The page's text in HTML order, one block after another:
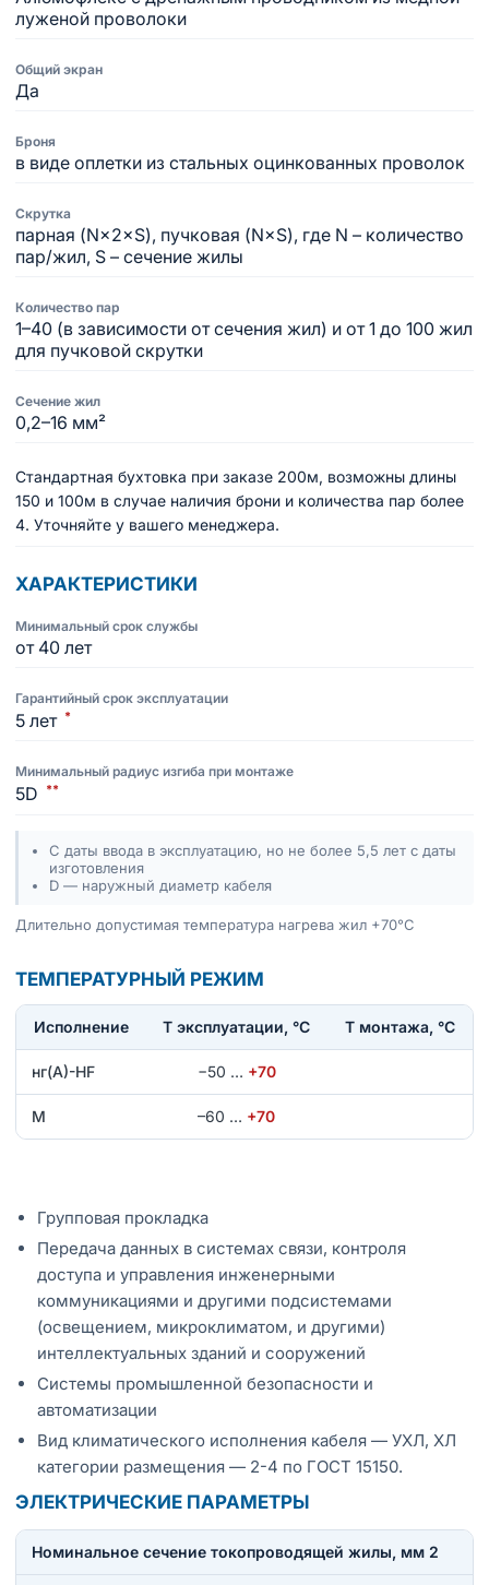
луженой проволоки
Общий экран
Да
Броня
в виде оплетки из стальных оцинкованных проволок
Скрутка
парная (N×2×S), пучковая (N×S), где N – количество
пар/жил, S – сечение жилы
Количество пар
1–40 (в зависимости от сечения жил) и от 1 до 100 жил
для пучковой скрутки
Сечение жил
0,2–16 мм²
Стандартная бухтовка при заказе 200м, возможны длины
150 и 100м в случае наличия брони и количества пар более
4. Уточняйте у вашего менеджера.
ХАРАКТЕРИСТИКИ
Минимальный срок службы
от 40 лет
Гарантийный срок эксплуатации
5 лет *
Минимальный радиус изгиба при монтаже
5D **
С даты ввода в эксплуатацию, но не более 5,5 лет с даты
изготовления
D — наружный диаметр кабеля
Длительно допустимая температура нагрева жил +70°C
ТЕМПЕРАТУРНЫЙ РЕЖИМ
Исполнение T эксплуатации, °С Т монтажа, °С
нг(А)-HF −50 … +70
М –60 … +70
Групповая прокладка
Передача данных в системах связи, контроля
доступа и управления инженерными
коммуникациями и другими подсистемами
(освещением, микроклиматом, и другими)
интеллектуальных зданий и сооружений
Системы промышленной безопасности и
автоматизации
Вид климатического исполнения кабеля — УХЛ, ХЛ
категории размещения — 2-4 по ГОСТ 15150.
ЭЛЕКТРИЧЕСКИЕ ПАРАМЕТРЫ
Номинальное сечение токопроводящей жилы, мм 2